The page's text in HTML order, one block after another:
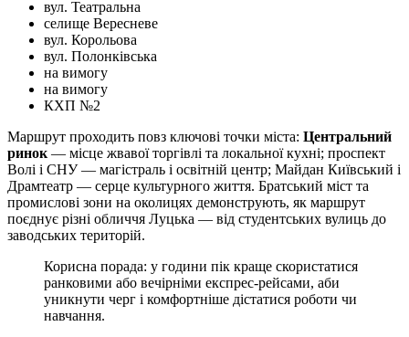
вул. Театральна
селище Вересневе
вул. Корольова
вул. Полонківська
на вимогу
на вимогу
КХП №2
Маршрут проходить повз ключові точки міста: Центральний
ринок — місце жвавої торгівлі та локальної кухні; проспект
Волі і СНУ — магістраль і освітній центр; Майдан Київський і
Драмтеатр — серце культурного життя. Братський міст та
промислові зони на околицях демонструють, як маршрут
поєднує різні обличчя Луцька — від студентських вулиць до
заводських територій.
Корисна порада: у години пік краще скористатися
ранковими або вечірніми експрес-рейсами, аби
уникнути черг і комфортніше дістатися роботи чи
навчання.